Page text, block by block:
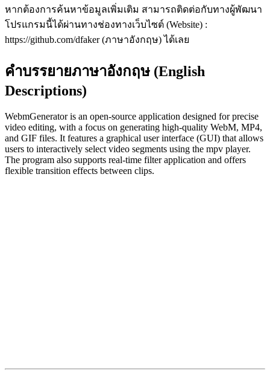
หากต้องการค้นหาข้อมูลเพิ่มเติม สามารถติดต่อกับทางผู้พัฒนา
โปรแกรมนี้ได้ผ่านทางช่องทางเว็บไซต์ (Website) :
https://github.com/dfaker (ภาษาอังกฤษ) ได้เลย
คำบรรยายภาษาอังกฤษ (English
Descriptions)
WebmGenerator is an open-source application designed for precise
video editing, with a focus on generating high-quality WebM, MP4,
and GIF files. It features a graphical user interface (GUI) that allows
users to interactively select video segments using the mpv player.
The program also supports real-time filter application and offers
flexible transition effects between clips.